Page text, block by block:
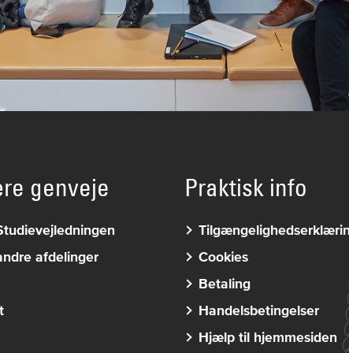
genveje
afdelinger
Praktisk info
Cookies
Betaling
Handelsbetingelser
Hjælp til hjemmesiden